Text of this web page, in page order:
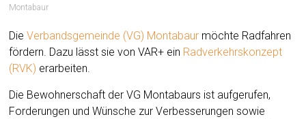
Montabaur
DieVerbandsgemeinde (VG) Montabaur möchte Radfahren
fördern. Dazu lässt sie von VAR+ ein Radverkehrskonzept
(RVK) erarbeiten.
Die Bewohnerschaft der VG Montabaurs ist aufgerufen,
Forderungen und Wünsche zur Verbesserungen sowie